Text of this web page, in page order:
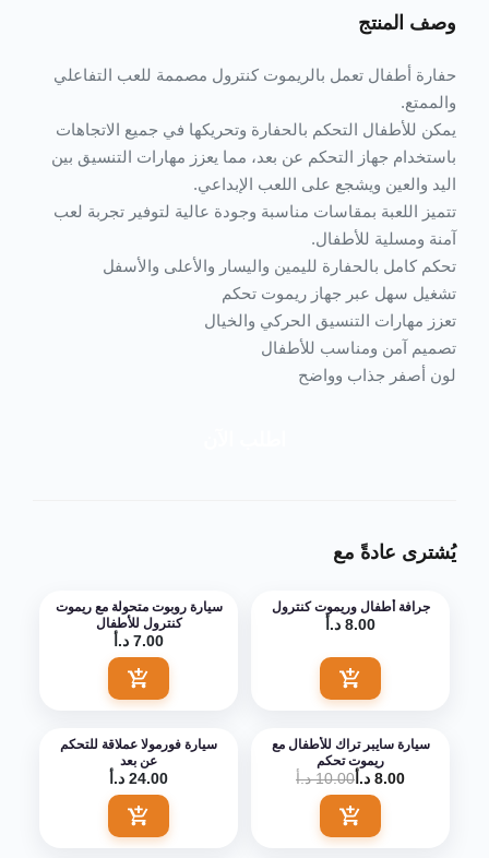
وصف المنتج
حفارة أطفال تعمل بالريموت كنترول مصممة للعب التفاعلي
والممتع.
يمكن للأطفال التحكم بالحفارة وتحريكها في جميع الاتجاهات
باستخدام جهاز التحكم عن بعد، مما يعزز مهارات التنسيق بين
اليد والعين ويشجع على اللعب الإبداعي.
تتميز اللعبة بمقاسات مناسبة وجودة عالية لتوفير تجربة لعب
آمنة ومسلية للأطفال.
تحكم كامل بالحفارة لليمين واليسار والأعلى والأسفل
تشغيل سهل عبر جهاز ريموت تحكم
تعزز مهارات التنسيق الحركي والخيال
تصميم آمن ومناسب للأطفال
لون أصفر جذاب وواضح
يُشترى عادةً مع
جرافة أطفال وريموت كنترول
8.00 د.أ
اضف الى السلة
سيارة روبوت متحولة مع ريموت
كنترول للأطفال
7.00 د.أ
اضف الى السلة
سيارة سايبر تراك للأطفال مع
ريموت تحكم
8.00 د.أ 10.00 د.أ
اضف الى السلة
سيارة فورمولا عملاقة للتحكم
عن بعد
24.00 د.أ
اضف الى السلة